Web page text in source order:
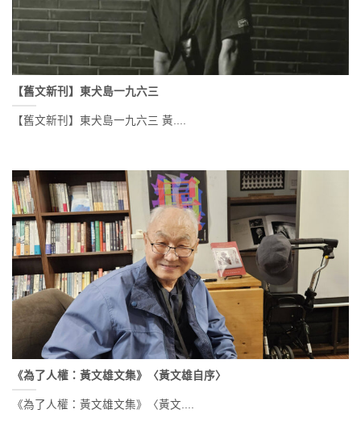
【舊文新刊】東犬島一九六三
【舊文新刊】東犬島一九六三 黃....
《為了人權：黃文雄文集》〈黃文雄自序〉
《為了人權：黃文雄文集》〈黃文....